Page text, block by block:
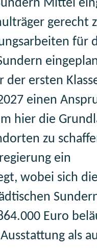
Mittel
gerecht
für
der ersten
einen
hier die
zu
ein
wobei sich
Euro
als